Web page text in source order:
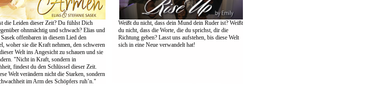
die Leiden dieser Zeit? Du fühlst Dich
ohnmächtig und schwach? Elias und
offenbaren in diesem Lied den
woher sie die Kraft nehmen, den schweren
Welt ins Angesicht zu schauen und sie
"Nicht in Kraft, sondern in
findest du den Schlüssel dieser Zeit.
Welt verändern nicht die Starken, sondern
im Arm des Schöpfers ruh’n."
Weißt du nicht, dass dein Mund dein Ruder ist? Weißt
du nicht, dass die Worte, die du sprichst, dir die
Richtung geben? Lasst uns aufstehen, bis diese Welt
sich in eine Neue verwandelt hat!